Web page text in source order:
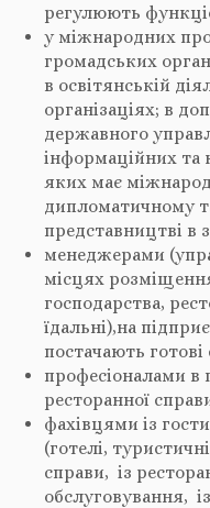
регулюють
у міжнародних
громадських
в освітянській
організаціях; в
державного
інформаційних та
яких має
дипломатичному
представництві в
менеджерами
місцях
господарства,
їдальні),на
постачають готові
професіоналами в
ресторанної
фахівцями із
(готелі,
справи, із
обслуговування,